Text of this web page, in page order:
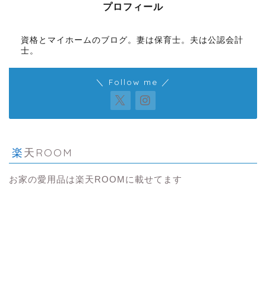
プロフィール
資格とマイホームのブログ。妻は保育士。夫は公認会計
士。
＼ Follow me ／
楽天ROOM
お家の愛用品は楽天ROOMに載せてます